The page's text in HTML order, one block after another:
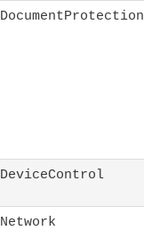
DocumentProtection
DeviceControl
Network